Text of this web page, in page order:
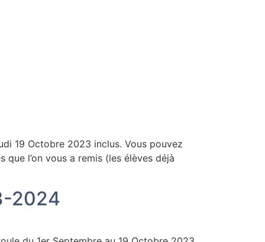
19 Octobre 2023 inclus. Vous pouvez
l’on vous a remis (les élèves déjà
2024